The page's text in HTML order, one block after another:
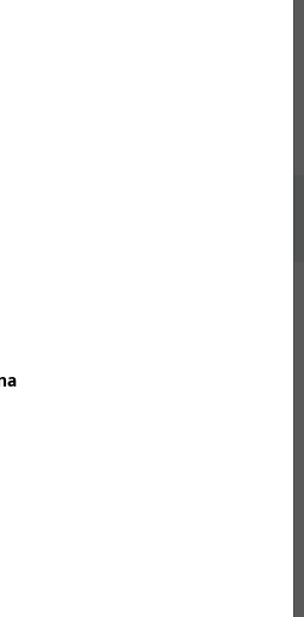
változatok érhetők el:
L-1 | falcsarokpánt | Uni Jet M
128 mm, teljes magasság /